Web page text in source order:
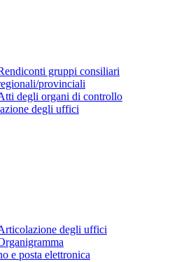
gruppi consiliari
provinciali
degli organi di controllo
degli uffici
degli uffici
e posta elettronica